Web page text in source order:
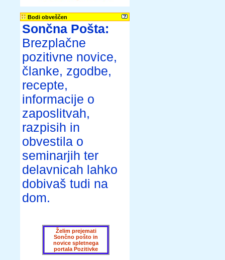
Bodi obveščen
Sončna Pošta:
Brezplačne
pozitivne novice,
članke, zgodbe,
recepte,
informacije o
zaposlitvah,
razpisih in
obvestila o
seminarjih ter
delavnicah lahko
dobivaš tudi na
dom.
Želim prejemati
Sončno pošto in
novice spletnega
portala Pozitivke